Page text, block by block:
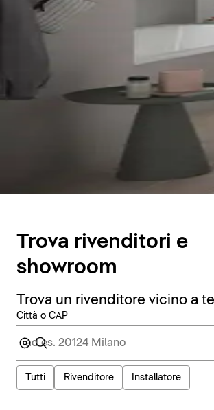
Trova rivenditori e
showroom
Trova un rivenditore vicino a
Città o CAP
Tutti Rivenditore Installatore